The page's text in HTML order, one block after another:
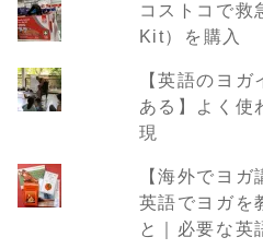
コストコで
Kit）を購入
【英語のヨ
ある】よく使
現
【海外でヨ
英語でヨガを
と｜必要な英